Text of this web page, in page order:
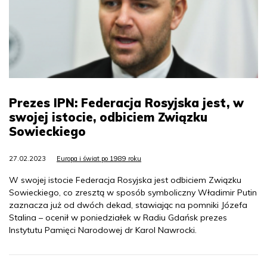
Prezes IPN: Federacja Rosyjska jest, w
swojej istocie, odbiciem Związku
Sowieckiego
27.02.2023 Europa i świat po 1989 roku
W swojej istocie Federacja Rosyjska jest odbiciem Związku
Sowieckiego, co zresztą w sposób symboliczny Władimir Putin
zaznacza już od dwóch dekad, stawiając na pomniki Józefa
Stalina – ocenił w poniedziałek w Radiu Gdańsk prezes
Instytutu Pamięci Narodowej dr Karol Nawrocki.